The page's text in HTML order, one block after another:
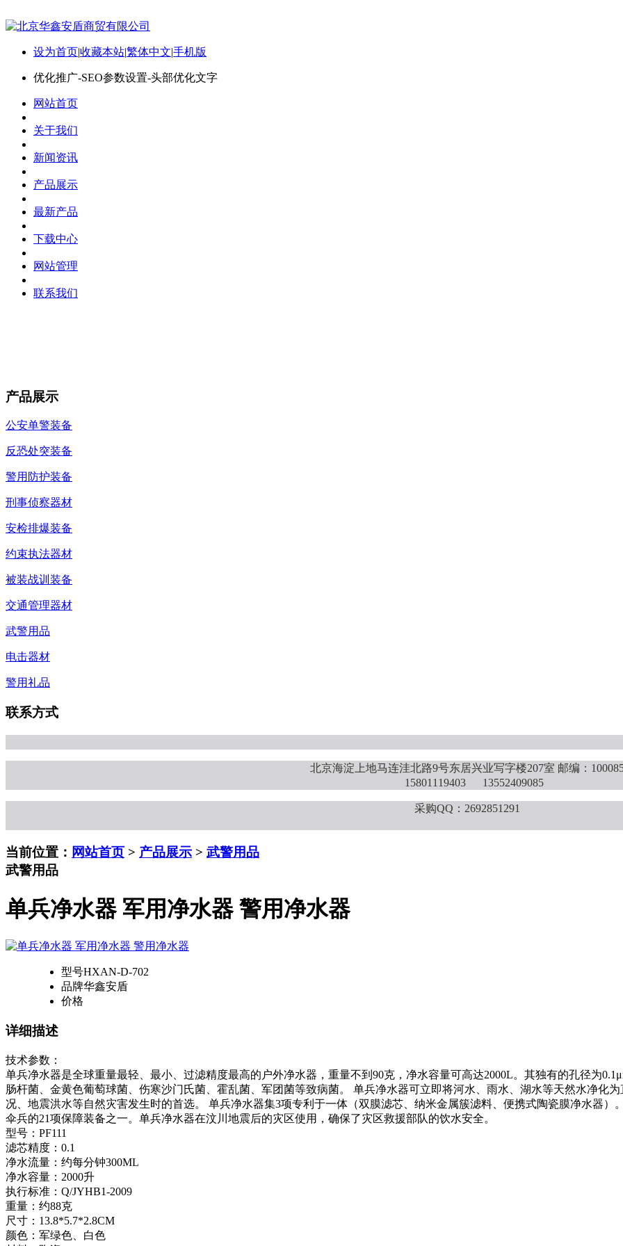
设为首页|收藏本站|繁体中文|手机版
优化推广-SEO参数设置-头部优化文字
网站首页
关于我们
新闻资讯
产品展示
最新产品
下载中心
网站管理
联系我们
产品展示
公安单警装备
反恐处突装备
警用防护装备
刑事侦察器材
安检排爆装备
约束执法器材
被装战训装备
交通管理器材
武警用品
电击器材
警用礼品
联系方式
北京海淀上地马连洼北路9号东居兴业写字楼207室 邮编：
15801119403 13552409085
采购QQ：2692851291
当前位置： 网站首页 > 产品展示 > 武警用品
武警用品
单兵净水器 军用净水器 警用净水器
型号HXAN-D-702
品牌华鑫安盾
价格
详细描述
技术参数：
单兵净水器是全球重量最轻、最小、过滤精度最高的户外净水器，重量不到90克，净水容量可高达2000L。其独有的孔径为
肠杆菌、金黄色葡萄球菌、伤寒沙门氏菌、霍乱菌、军团菌等致病菌。 单兵净水器可立即将河水、雨水、湖水等天然水净化
况、地震洪水等自然灾害发生时的首选。 单兵净水器集3项专利于一体（双膜滤芯、纳米金属簇滤料、便携式陶瓷膜净水器
伞兵的21项保障装备之一。单兵净水器在汶川地震后的灾区使用，确保了灾区救援部队的饮水安全。
型号：PF111
滤芯精度：0.1
净水流量：约每分钟300ML
净水容量：2000升
执行标准：Q/JYHB1-2009
重量：约88克
尺寸：13.8*5.7*2.8CM
颜色：军绿色、白色